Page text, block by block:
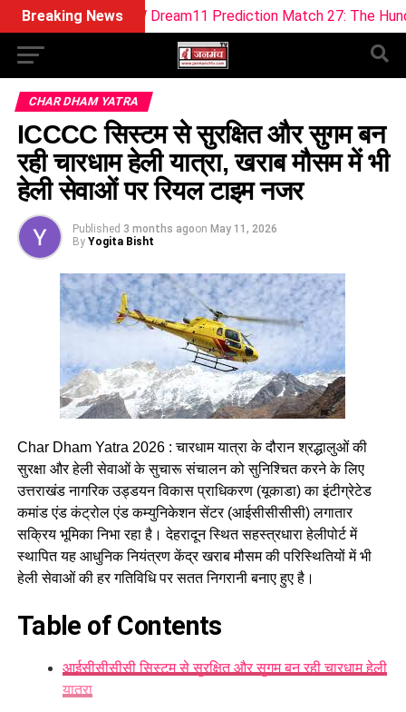
Breaking News
WEF-W Dream11 Prediction Match 27: The Hundred Women
CHAR DHAM YATRA
ICCCC सिस्टम से सुरक्षित और सुगम बन
रही चारधाम हेली यात्रा, खराब मौसम में भी
हेली सेवाओं पर रियल टाइम नजर
Published 3 months agoon May 11, 2026
By Yogita Bisht
Char Dham Yatra 2026 : चारधाम यात्रा के दौरान श्रद्धालुओं की
सुरक्षा और हेली सेवाओं के सुचारू संचालन को सुनिश्चित करने के लिए
उत्तराखंड नागरिक उड्डयन विकास प्राधिकरण (यूकाडा) का इंटीग्रेटेड
कमांड एंड कंट्रोल एंड कम्युनिकेशन सेंटर (आईसीसीसीसी) लगातार
सक्रिय भूमिका निभा रहा है। देहरादून स्थित सहस्त्रधारा हेलीपोर्ट में
स्थापित यह आधुनिक नियंत्रण केंद्र खराब मौसम की परिस्थितियों में भी
हेली सेवाओं की हर गतिविधि पर सतत निगरानी बनाए हुए है।
Table of Contents
आईसीसीसीसी सिस्टम से सुरक्षित और सुगम बन रही चारधाम हेली
यात्रा